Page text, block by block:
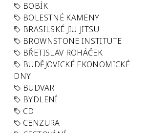
BOBÍK
BOLESTNÉ KAMENY
BRASILSKÉ JIU-JITSU
BROWNSTONE INSTITUTE
BŘETISLAV ROHÁČEK
BUDĚJOVICKÉ EKONOMICKÉ
DNY
BUDVAR
BYDLENÍ
CD
CENZURA